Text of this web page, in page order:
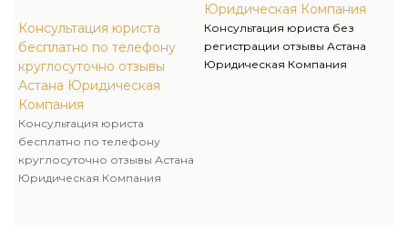
Консультация юриста
бесплатно по телефону
круглосуточно отзывы
Астана Юридическая
Компания
Консультация юриста
бесплатно по телефону
круглосуточно отзывы Астана
Юридическая Компания
Юридическая Компания
Консультация юриста без
регистрации отзывы Астана
Юридическая Компания